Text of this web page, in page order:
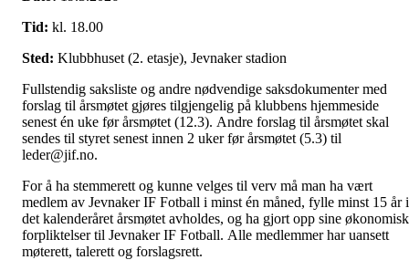
Tid: kl. 18.00
Sted: Klubbhuset (2. etasje), Jevnaker stadion
Fullstendig saksliste og andre nødvendige saksdokumenter med
forslag til årsmøtet gjøres tilgjengelig på klubbens hjemmeside
senest én uke før årsmøtet (12.3). Andre forslag til årsmøtet skal
sendes til styret senest innen 2 uker før årsmøtet (5.3) til
leder@jif.no.
For å ha stemmerett og kunne velges til verv må man ha vært
medlem av Jevnaker IF Fotball i minst én måned, fylle minst 15 år i
det kalenderåret årsmøtet avholdes, og ha gjort opp sine
forpliktelser til Jevnaker IF Fotball. Alle medlemmer har uansett
møterett, talerett og forslagsrett.